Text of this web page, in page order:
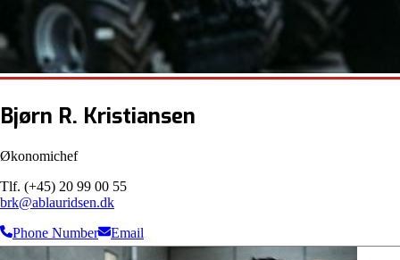
Bjørn R. Kristiansen
Økonomichef
Tlf. (+45) 20 99 00 55
brk@ablauridsen.dk
Phone Number
Email